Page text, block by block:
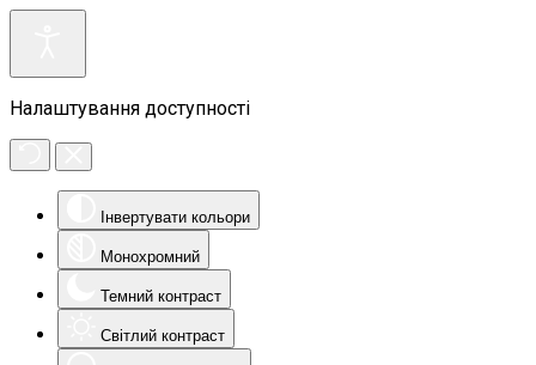
Налаштування доступності
Інвертувати кольори
Монохромний
Темний контраст
Світлий контраст